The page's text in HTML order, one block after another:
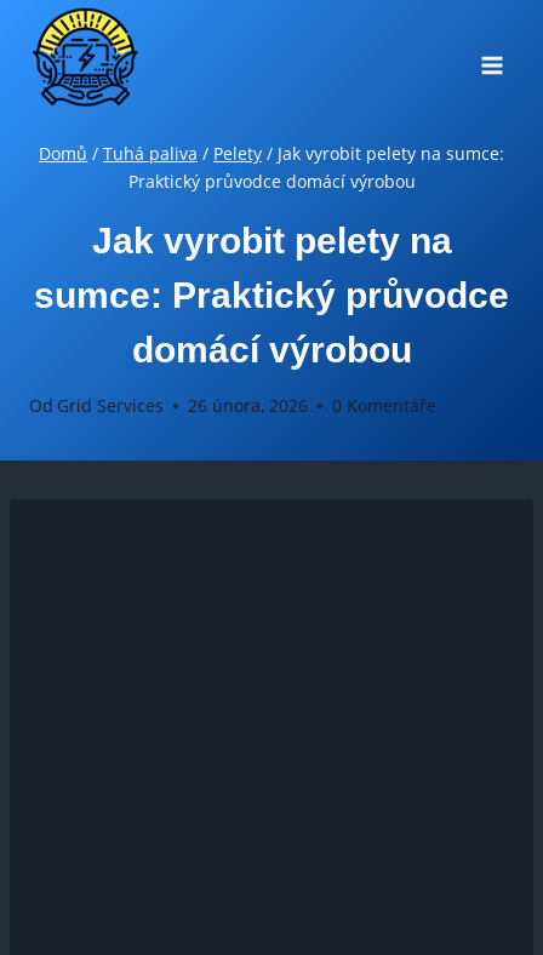
Přeskočit
obsah
Domů / Tuhá paliva / Pelety / Jak vyrobit pelety na sumce:
Praktický průvodce domácí výrobou
Jak vyrobit pelety na
sumce: Praktický průvodce
domácí výrobou
Od Grid Services 26 února, 2026 0 Komentáře